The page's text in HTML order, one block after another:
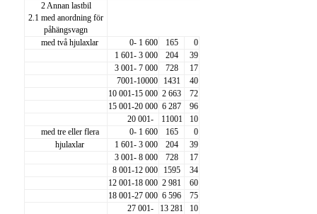
2 Annan lastbil
2.1 med anordning för
påhängsvagn
med två hjulaxlar
0- 1 600 165
0
1 601- 3 000
204
39
3 001- 7 000
728
17
7001-10000
1431
40
10 001-15 000 2 663
72
15 001-20 000 6 287
96
20 001-
11001
10
med tre eller flera
0- 1 600 165
0
hjulaxlar
1 601- 3 000 204
39
3 001- 8 000
728
17
8 001-12 000
1595
34
12 001-18 000 2 981
60
18 001-27 000 6 596
75
27 001-
13 281
10